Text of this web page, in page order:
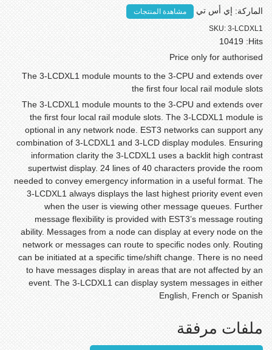
الماركة:إي أس تي
مشاهدة المنتجات
SKU:3-LCDXL1
Hits:
10419
Price only for authorised
The 3-LCDXL1 module mounts to the 3-CPU and extends over
the first four local rail module slots
The 3-LCDXL1 module mounts to the 3-CPU and extends over
the first four local rail module slots. The 3-LCDXL1 module is
optional in any network node. EST3 networks can support any
combination of 3-LCDXL1 and 3-LCD display modules. Ensuring
information clarity the 3-LCDXL1 uses a backlit high contrast
supertwist display. 24 lines of 40 characters provide the room
needed to convey emergency information in a useful format. The
3-LCDXL1 always displays the last highest priority event even
when the user is viewing other message queues. Further
message flexibility is provided with EST3’s message routing
ability. Messages from a node can display at every node on the
network or messages can route to specific nodes only. Routing
can be initiated at a specific time/shift change. There is no need
to have messages display in areas that are not affected by an
event. The 3-LCDXL1 can display system messages in either
English, French or Spanish
ملفات مرفقة